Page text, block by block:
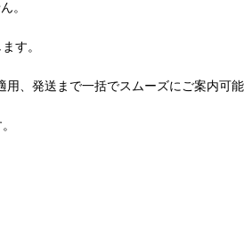
。
す。
、発送まで一括でスムーズにご案内可